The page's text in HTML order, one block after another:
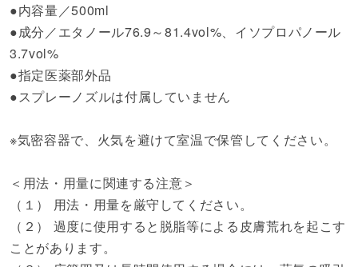
●内容量／500ml
●成分／エタノール76.9～81.4vol%、イソプロパノール
3.7vol%
●指定医薬部外品
●スプレーノズルは付属していません
※気密容器で、火気を避けて室温で保管してください。
＜用法・用量に関連する注意＞
（１） 用法・用量を厳守してください。
（２） 過度に使用すると脱脂等による皮膚荒れを起こす
ことがあります。